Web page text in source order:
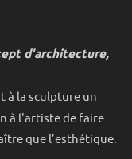
d'architecture,
à la sculpture un
à l'artiste de faire
que l’esthétique.